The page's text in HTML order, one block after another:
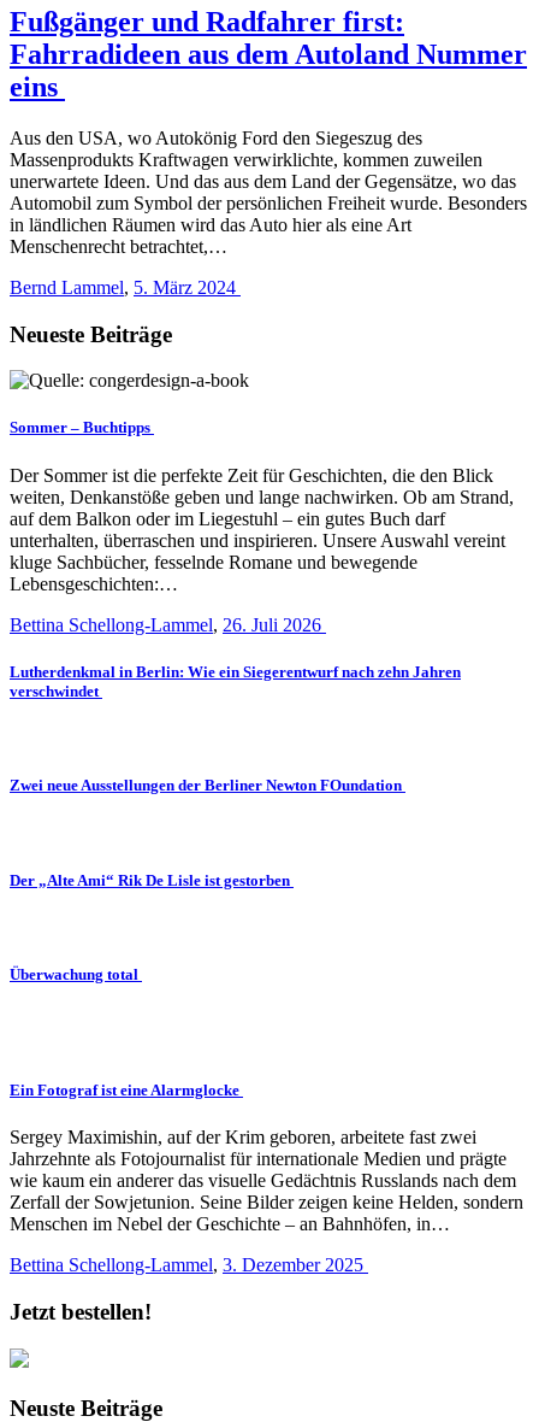
Fußgänger und Radfahrer first:
Fahrradideen aus dem Autoland Nummer
eins
Aus den USA, wo Autokönig Ford den Siegeszug des
Massenprodukts Kraftwagen verwirklichte, kommen zuweilen
unerwartete Ideen. Und das aus dem Land der Gegensätze, wo das
Automobil zum Symbol der persönlichen Freiheit wurde. Besonders
in ländlichen Räumen wird das Auto hier als eine Art
Menschenrecht betrachtet,…
Bernd Lammel, 5. März 2024
Neueste Beiträge
Sommer – Buchtipps
Der Sommer ist die perfekte Zeit für Geschichten, die den Blick
weiten, Denkanstöße geben und lange nachwirken. Ob am Strand,
auf dem Balkon oder im Liegestuhl – ein gutes Buch darf
unterhalten, überraschen und inspirieren. Unsere Auswahl vereint
kluge Sachbücher, fesselnde Romane und bewegende
Lebensgeschichten:…
Bettina Schellong-Lammel, 26. Juli 2026
Lutherdenkmal in Berlin: Wie ein Siegerentwurf nach zehn Jahren
verschwindet
Zwei neue Ausstellungen der Berliner Newton FOundation
Der „Alte Ami“ Rik De Lisle ist gestorben
Überwachung total
Ein Fotograf ist eine Alarmglocke
Sergey Maximishin, auf der Krim geboren, arbeitete fast zwei
Jahrzehnte als Fotojournalist für internationale Medien und prägte
wie kaum ein anderer das visuelle Gedächtnis Russlands nach dem
Zerfall der Sowjetunion. Seine Bilder zeigen keine Helden, sondern
Menschen im Nebel der Geschichte – an Bahnhöfen, in…
Bettina Schellong-Lammel, 3. Dezember 2025
Jetzt bestellen!
Neuste Beiträge